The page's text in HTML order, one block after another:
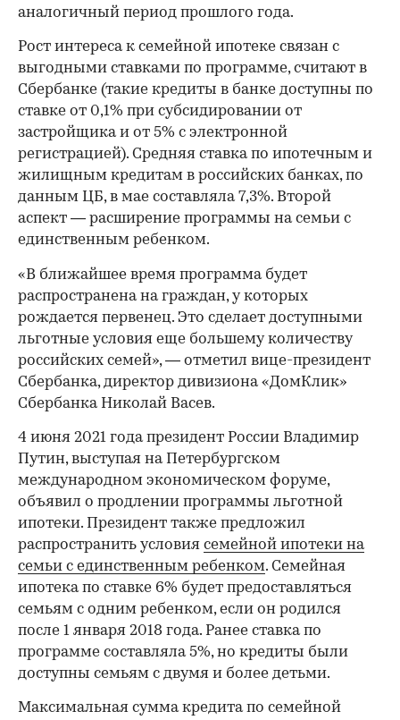
аналогичный период прошлого года.
Рост интереса к семейной ипотеке связан с
выгодными ставками по программе, считают в
Сбербанке (такие кредиты в банке доступны по
ставке от 0,1% при субсидировании от
застройщика и от 5% с электронной
регистрацией). Средняя ставка по ипотечным и
жилищным кредитам в российских банках, по
данным ЦБ, в мае составляла 7,3%. Второй
аспект — расширение программы на семьи с
единственным ребенком.
«В ближайшее время программа будет
распространена на граждан, у которых
рождается первенец. Это сделает доступными
льготные условия еще большему количеству
российских семей», — отметил вице-президент
Сбербанка, директор дивизиона «ДомКлик»
Сбербанка Николай Васев.
4 июня 2021 года президент России Владимир
Путин, выступая на Петербургском
международном экономическом форуме,
объявил о продлении программы льготной
ипотеки. Президент также предложил
распространить условия семейной ипотеки на
семьи с единственным ребенком. Семейная
ипотека по ставке 6% будет предоставляться
семьям с одним ребенком, если он родился
после 1 января 2018 года. Ранее ставка по
программе составляла 5%, но кредиты были
доступны семьям с двумя и более детьми.
Максимальная сумма кредита по семейной